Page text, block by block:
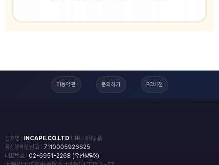
이용약관 문의하기 PC버전
상호명 : INCAPE.CO.LTD 대표 : 朴順基
통신판매업신고 : 7110005926625
대표번호 : 02-6951-2268 (유선상담X)